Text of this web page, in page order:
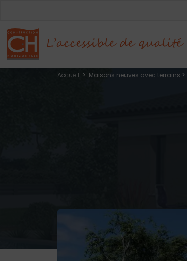
Accueil > Maisons neuves avec terrains >